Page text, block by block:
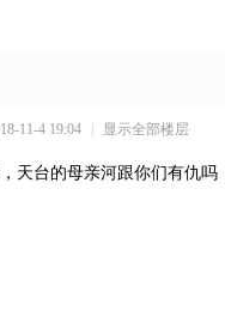
11-4 19:04 显示全部楼层
天台的母亲河跟你们有仇